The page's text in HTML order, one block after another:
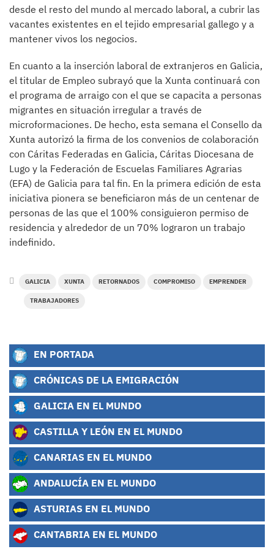
desde el resto del mundo al mercado laboral, a cubrir las
vacantes existentes en el tejido empresarial gallego y a
mantener vivos los negocios.
En cuanto a la inserción laboral de extranjeros en Galicia,
el titular de Empleo subrayó que la Xunta continuará con
el programa de arraigo con el que se capacita a personas
migrantes en situación irregular a través de
microformaciones. De hecho, esta semana el Consello da
Xunta autorizó la firma de los convenios de colaboración
con Cáritas Federadas en Galicia, Cáritas Diocesana de
Lugo y la Federación de Escuelas Familiares Agrarias
(EFA) de Galicia para tal fin. En la primera edición de esta
iniciativa pionera se beneficiaron más de un centenar de
personas de las que el 100% consiguieron permiso de
residencia y alrededor de un 70% lograron un trabajo
indefinido.
GALICIA XUNTA RETORNADOS COMPROMISO EMPRENDER
TRABAJADORES
EN PORTADA
CRÓNICAS DE LA EMIGRACIÓN
GALICIA EN EL MUNDO
CASTILLA Y LEÓN EN EL MUNDO
CANARIAS EN EL MUNDO
ANDALUCÍA EN EL MUNDO
ASTURIAS EN EL MUNDO
CANTABRIA EN EL MUNDO